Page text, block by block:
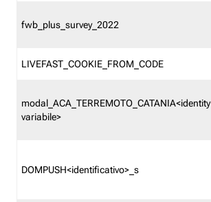
fwb_plus_survey_2022
LIVEFAST_COOKIE_FROM_CODE
modal_ACA_TERREMOTO_CATANIA<identity
variabile>
DOMPUSH<identificativo>_s